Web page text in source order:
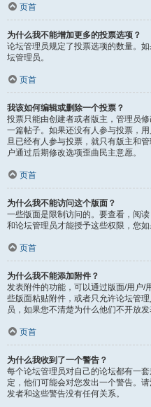
页首
为什么我不能增加更多的投票选项？
论坛管理员规定了投票选项的数量。
坛管理员。
页首
我该如何编辑或删除一个投票？
投票只能由创建者或者版主，管理员
一篇帖子。如果还没有人参与投票，
旦已经有人参与投票，就只有版主和
户通过后期修改选项歪曲民主意愿。
页首
为什么我不能访问这个版面？
一些版面是限制访问的。要查看，阅
和论坛管理员才能授予这些权限，您
页首
为什么我不能添加附件？
发表附件的功能，可以通过版面/用户/
些版面粘贴附件，或者只允许论坛管
员，如果您不清楚为什么他们不开放发
页首
为什么我收到了一个警告？
每个论坛管理员对自己的论坛都有一
定，他们可能会对您发出一个警告。
发者和这些警告没有任何关系。